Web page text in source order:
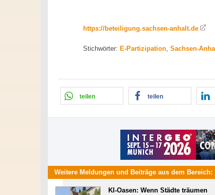
https://beteiligung.sachsen-anhalt.de
Stichwörter: E-Partizipation Sachsen-
teilen teilen
Weitere Meldungen und Beiträge aus dem Bereich:
KI-Oasen: Wenn Städte träumen